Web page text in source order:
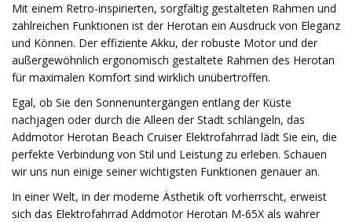
Mit einem Retro-inspirierten, sorgfältig gestalteten Rahmen und
zahlreichen Funktionen ist der Herotan ein Ausdruck von Eleganz
und Können. Der effiziente Akku, der robuste Motor und der
außergewöhnlich ergonomisch gestaltete Rahmen des Herotan
für maximalen Komfort sind wirklich unübertroffen.
Egal, ob Sie den Sonnenuntergängen entlang der Küste
nachjagen oder durch die Alleen der Stadt schlängeln, das
Addmotor Herotan Beach Cruiser Elektrofahrrad lädt Sie ein, die
perfekte Verbindung von Stil und Leistung zu erleben. Schauen
wir uns nun einige seiner wichtigsten Funktionen genauer an.
In einer Welt, in der moderne Ästhetik oft vorherrscht, erweist
sich das Elektrofahrrad Addmotor Herotan M-65X als wahrer